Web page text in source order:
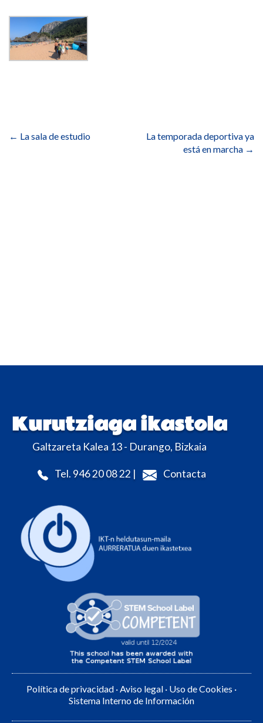
de
← La sala de estudio
La temporada deportiva ya
está en marcha →
Kurutziaga ikastola
Galtzareta Kalea 13 - Durango, Bizkaia
Tel. 946 20 08 22 | Contacta
Política de privacidad ·Aviso legal · Uso de Cookies ·
Sistema Interno de Información